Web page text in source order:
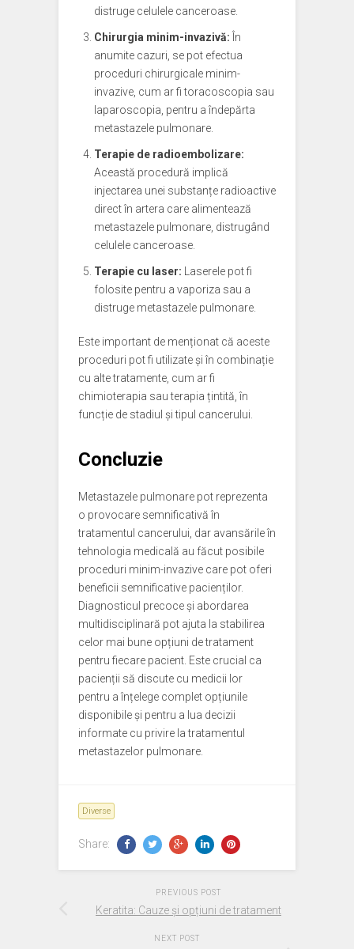
distruge celulele canceroase.
Chirurgia minim-invazivă: În
anumite cazuri, se pot efectua
proceduri chirurgicale minim-
invazive, cum ar fi toracoscopia sau
laparoscopia, pentru a îndepărta
metastazele pulmonare.
Terapie de radioembolizare:
Această procedură implică
injectarea unei substanțe radioactive
direct în artera care alimentează
metastazele pulmonare, distrugând
celulele canceroase.
Terapie cu laser: Laserele pot fi
folosite pentru a vaporiza sau a
distruge metastazele pulmonare.
Este important de menționat că aceste
proceduri pot fi utilizate și în combinație
cu alte tratamente, cum ar fi
chimioterapia sau terapia țintită, în
funcție de stadiul și tipul cancerului.
Concluzie
Metastazele pulmonare pot reprezenta
o provocare semnificativă în
tratamentul cancerului, dar avansările în
tehnologia medicală au făcut posibile
proceduri minim-invazive care pot oferi
beneficii semnificative pacienților.
Diagnosticul precoce și abordarea
multidisciplinară pot ajuta la stabilirea
celor mai bune opțiuni de tratament
pentru fiecare pacient. Este crucial ca
pacienții să discute cu medicii lor
pentru a înțelege complet opțiunile
disponibile și pentru a lua decizii
informate cu privire la tratamentul
metastazelor pulmonare.
Diverse
Share:
PREVIOUS POST
Keratita: Cauze și opțiuni de tratament
NEXT POST